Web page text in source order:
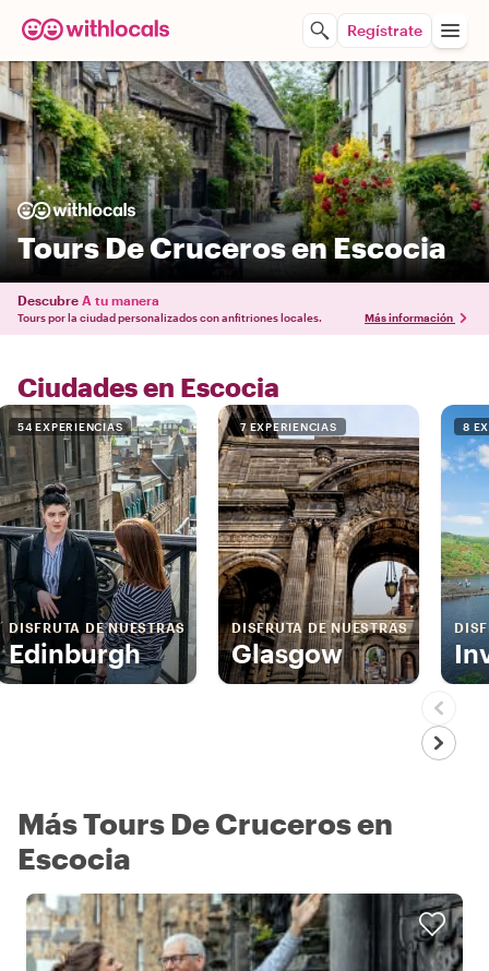
Regístrate
Tours De Cruceros en Escocia
Descubre A tu manera
Tours por la ciudad personalizados con anfitriones locales. Más información
Ciudades en Escocia
54 EXPERIENCIAS
DISFRUTA DE NUESTRAS
Edinburgh
7 EXPERIENCIAS
DISFRUTA DE NUESTRAS
Glasgow
8
Más Tours De Cruceros en
Escocia